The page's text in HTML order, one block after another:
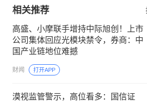
相关推荐
高盛、小摩联手增持中际旭创！上市
公司集体回应光模块禁令，券商：中
国产业链地位难撼
财闻 打开APP
漠视监管警示，高位看多：国信证